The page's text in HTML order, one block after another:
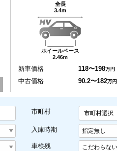
全長
3.4m
ホイールベース
2.46m
新車価格 118〜198万円
中古価格 90.2〜182万円
市町村 市町村選択
入庫時期
車検残